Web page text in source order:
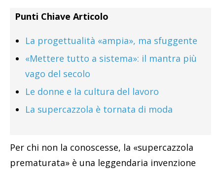
Punti Chiave Articolo
La progettualità «ampia», ma sfuggente
«Mettere tutto a sistema»: il mantra più
vago del secolo
Le donne e la cultura del lavoro
La supercazzola è tornata di moda
Per chi non la conoscesse, la «supercazzola
prematurata» è una leggendaria invenzione